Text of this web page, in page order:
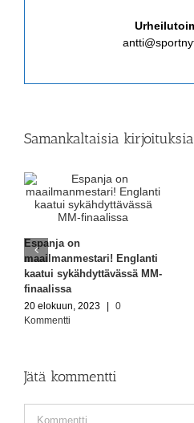
Samankaltaisia
Espanja on
maailmanmestari! Englanti
kaatui sykähdyttävässä MM-
finaalissa
20 elokuun, 2023 |
0
Kommentti
Jätä kommentti